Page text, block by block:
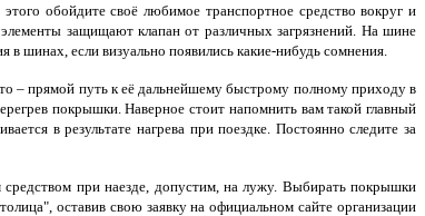
обойдите своё любимое транспортное средство вокруг и
защищают клапан от различных загрязнений. На шине
шинах, если визуально появились какие-нибудь сомнения.
– прямой путь к её дальнейшему быстрому полному приходу в
покрышки. Наверное стоит напомнить вам такой главный
в результате нагрева при поездке. Постоянно следите за
при наезде, допустим, на лужу. Выбирать покрышки
оставив свою заявку на официальном сайте организации